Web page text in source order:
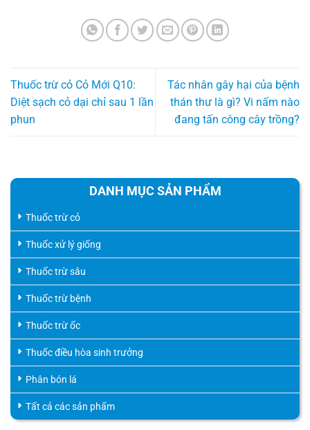
Thuốc trừ cỏ Cỏ Mới Q10:
Diệt sạch cỏ dại chỉ sau 1 lần
phun
Tác nhân gây hại của bệnh
thán thư là gì? Vi nấm nào
đang tấn công cây trồng?
DANH MỤC SẢN PHẨM
Thuốc trừ cỏ
Thuốc xử lý giống
Thuốc trừ sâu
Thuốc trừ bệnh
Thuốc trừ ốc
Thuốc điều hòa sinh trưởng
Phân bón lá
Tất cả các sản phẩm